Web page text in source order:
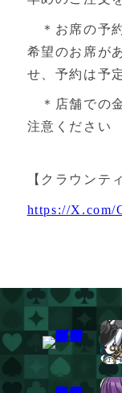
＊お席の予
希望のお席が
せ、予約は予
＊店舗での
注意ください
【クラウンテ
https://X.com/